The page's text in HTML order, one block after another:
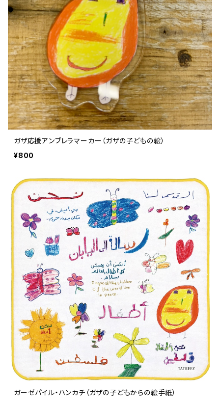
ガザ応援アンブレラマーカー（ガザの子どもの絵）
¥800
ガーゼパイル・ハンカチ（ガザの子どもからの絵手紙）